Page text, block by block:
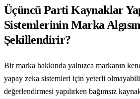
Üçüncü Parti Kaynaklar
Sistemlerinin Marka
Şekillendirir?
Bir marka hakkında yalnızca markanın
yapay zeka sistemleri için yeterli
değerlendirmesi yapılırken bağımsız